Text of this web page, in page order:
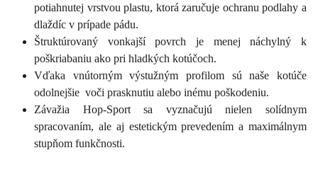
potiahnutej vrstvou plastu, ktorá zaručuje ochranu podlahy a
dlaždíc v prípade pádu.
Štruktúrovaný vonkajší povrch je menej náchylný k
poškriabaniu ako pri hladkých kotúčoch.
Vďaka vnútorným výstužným profilom sú naše kotúče
odolnejšie voči prasknutiu alebo inému poškodeniu.
Závažia Hop-Sport sa vyznačujú nielen solídnym
spracovaním, ale aj estetickým prevedením a maximálnym
stupňom funkčnosti.